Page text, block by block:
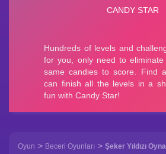
Oyun > Beceri Oyunları > Şeker Yıldızı Oyna